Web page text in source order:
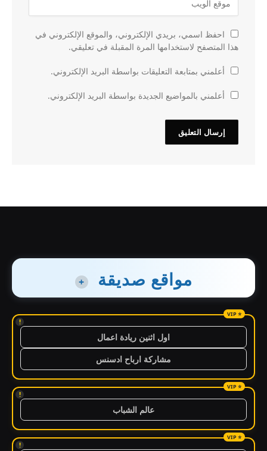
احفظ اسمي، بريدي الإلكتروني، والموقع الإلكتروني في
هذا المتصفح لاستخدامها المرة المقبلة في تعليقي.
أعلمني بمتابعة التعليقات بواسطة البريد الإلكتروني.
أعلمني بالمواضيع الجديدة بواسطة البريد الإلكتروني.
مواقع صديقة +
!
اول اثنين ريادة اعمال
مشاركة ارباح ادسنس
!
عالم الشباب
!